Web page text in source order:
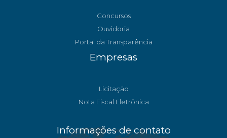
Concursos
Ouvidoria
Portal da Transparência
Empresas
Licitação
Nota Fiscal Eletrônica
Informações de contato